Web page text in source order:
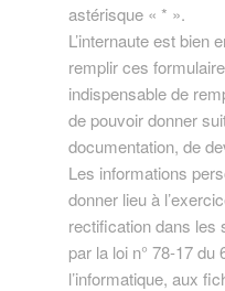
astérisque « * ».
L’internaute est bien
remplir ces
indispensable de
de pouvoir donner
documentation, de
Les informations
donner lieu à
rectification dans les
par la loi n° 78-17 du
l’informatique, aux